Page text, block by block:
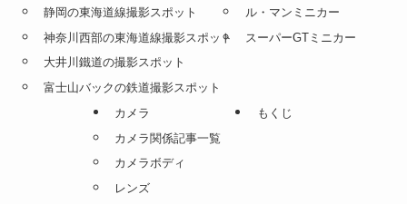
静岡の東海道線撮影スポット
神奈川西部の東海道線撮影スポット
大井川鐵道の撮影スポット
富士山バックの鉄道撮影スポット
ル・マンミニカー
スーパーGTミニカー
カメラ
カメラ関係記事一覧
カメラボディ
レンズ
もくじ